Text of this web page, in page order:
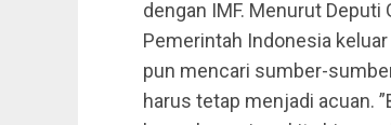
dengan IMF. Menurut
Pemerintah Indonesia
pun mencari sumber-
harus tetap menjadi acuan.